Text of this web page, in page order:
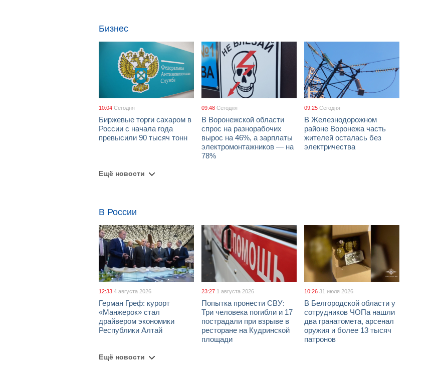
Бизнес
10:04 Сегодня
Биржевые торги сахаром в
России с начала года
превысили 90 тысяч тонн
09:48 Сегодня
В Воронежской области
спрос на разнорабочих
вырос на 46%, а зарплаты
электромонтажников — на
78%
09:25 Сегодня
В Железнодорожном
районе Воронежа часть
жителей осталась без
электричества
Ещё новости
В России
12:33 4 августа 2026
Герман Греф: курорт
«Манжерок» стал
драйвером экономики
Республики Алтай
23:27 1 августа 2026
Попытка пронести СВУ:
Три человека погибли и 17
пострадали при взрыве в
ресторане на Кудринской
площади
10:26 31 июля 2026
В Белгородской области у
сотрудников ЧОПа нашли
два гранатомета, арсенал
оружия и более 13 тысяч
патронов
Ещё новости